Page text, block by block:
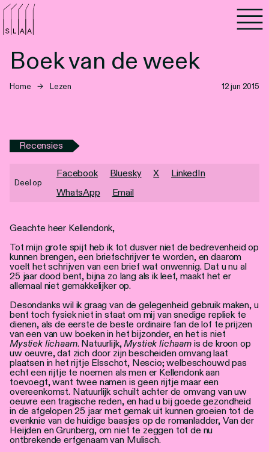
Boek van de week
Home → Lezen 12 jun 2015
Geachte heer Kellendonk,
Tot mijn grote spijt heb ik tot dusver niet de bedrevenheid op
kunnen brengen, een briefschrijver te worden, en daarom
voelt het schrijven van een brief wat onwennig. Dat u nu al
25 jaar dood bent, bijna zo lang als ik leef, maakt het er
allemaal niet gemakkelijker op.
Desondanks wil ik graag van de gelegenheid gebruik maken, u
bent toch fysiek niet in staat om mij van snedige repliek te
dienen, als de eerste de beste ordinaire fan de lof te prijzen
van een van uw boeken in het bijzonder, en het is niet
Mystiek lichaam. Natuurlijk, Mystiek lichaamis de kroon op
uw oeuvre, dat zich door zijn bescheiden omvang laat
plaatsen in het rijtje Elsschot, Nescio; welbeschouwd pas
echt een rijtje te noemen als men er Kellendonk aan
toevoegt, want twee namen is geen rijtje maar een
overeenkomst. Natuurlijk schuilt achter de omvang van uw
oeuvre een tragische reden, en had u bij goede gezondheid
in de afgelopen 25 jaar met gemak uit kunnen groeien tot de
evenknie van de huidige baasjes op de romanladder, Van der
Heijden en Grunberg, om niet te zeggen tot de nu
ontbrekende erfgenaam van Mulisch.
Recensies
Deel op
Facebook Bluesky X
LinkedIn
WhatsApp
Email
Agenda
Programma's
Lezen
Luisteren
Nieuwsbrief
Over SLAA
Vacatures
Locaties
Personen
Toegankelijkheid
Stadsdichter